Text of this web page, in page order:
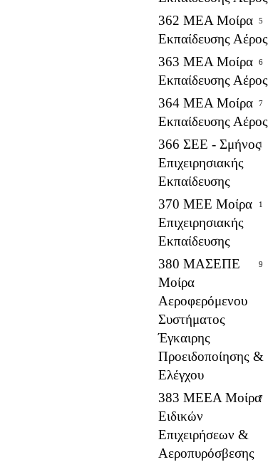
362 ΜΕΑ Μοίρα
Εκπαίδευσης Αέρος
5
363 ΜΕΑ Μοίρα
Εκπαίδευσης Αέρος
6
364 ΜΕΑ Μοίρα
Εκπαίδευσης Αέρος
7
366 ΣΕΕ - Σμήνος
Επιχειρησιακής
Εκπαίδευσης
1
370 ΜΕΕ Μοίρα
Επιχειρησιακής
Εκπαίδευσης
1
380 ΜΑΣΕΠΕ
Μοίρα
Αεροφερόμενου
Συστήματος
Έγκαιρης
Προειδοποίησης &
Ελέγχου
9
383 ΜΕΕΑ Μοίρα
Ειδικών
Επιχειρήσεων &
Αεροπυρόσβεσης
7